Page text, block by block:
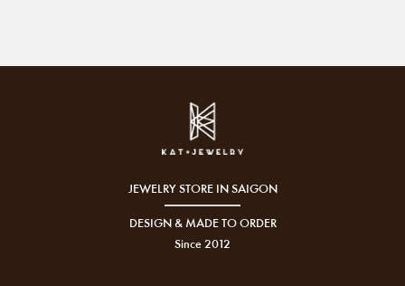
JEWELRY STORE IN SAIGON
DESIGN & MADE TO ORDER
Since 2012